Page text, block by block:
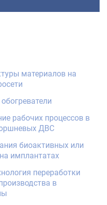
материалов на
рабочих процессов в
ДВС
биоактивных или
имплантатах
переработки
в